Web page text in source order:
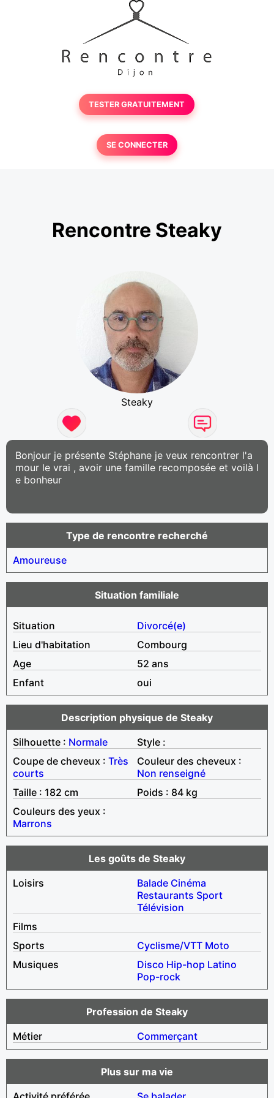
TESTER GRATUITEMENT
SE CONNECTER
Rencontre Steaky
Steaky
Bonjour je présente Stéphane je veux rencontrer l'a
mour le vrai , avoir une famille recomposée et voilà l
e bonheur
Type de rencontre recherché
Amoureuse
Situation familiale
Situation
Divorcé(e)
Lieu d'habitation
Combourg
Age
52 ans
Enfant
oui
Description physique de Steaky
Silhouette : Normale
Style :
Coupe de cheveux : Très
courts
Couleur des cheveux :
Non renseigné
Taille : 182 cm
Poids : 84 kg
Couleurs des yeux :
Marrons
Les goûts de Steaky
Loisirs
Balade Cinéma
Restaurants Sport
Télévision
Films
Sports
Cyclisme/VTT Moto
Musiques
Disco Hip-hop Latino
Pop-rock
Profession de Steaky
Métier
Commerçant
Plus sur ma vie